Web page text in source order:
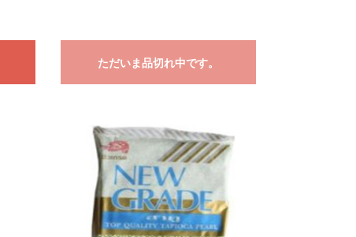
ただいま品切れ中です。